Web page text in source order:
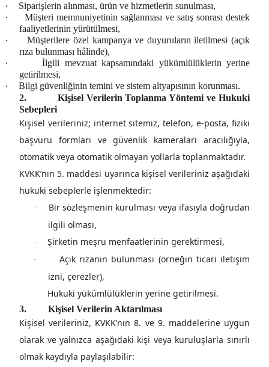
·
Siparişlerin alınması, ürün ve hizmetlerin sunulması,
·
Müşteri memnuniyetinin sağlanması ve satış sonrası destek
faaliyetlerinin yürütülmesi,
·
Müşterilere özel kampanya ve duyuruların iletilmesi (açık
rıza bulunması hâlinde),
·
İlgili mevzuat kapsamındaki yükümlülüklerin yerine
getirilmesi,
·
Bilgi güvenliğinin temini ve sistem altyapısının korunması.
2.
Kişisel Verilerin Toplanma Yöntemi ve Hukuki
Sebepleri
Kişisel verileriniz; internet sitemiz, telefon, e-posta, fiziki
başvuru formları ve güvenlik kameraları aracılığıyla,
otomatik veya otomatik olmayan yollarla toplanmaktadır.
KVKK’nın 5. maddesi uyarınca kişisel verileriniz aşağıdaki
hukuki sebeplerle işlenmektedir:
·
Bir sözleşmenin kurulması veya ifasıyla doğrudan
ilgili olması,
· Şirketin meşru menfaatlerinin gerektirmesi,
·
Açık rızanın bulunması (örneğin ticari iletişim
izni, çerezler),
· Hukuki yükümlülüklerin yerine getirilmesi.
3. Kişisel Verilerin Aktarılması
Kişisel verileriniz, KVKK’nın 8. ve 9. maddelerine uygun
olarak ve yalnızca aşağıdaki kişi veya kuruluşlarla sınırlı
olmak kaydıyla paylaşılabilir: